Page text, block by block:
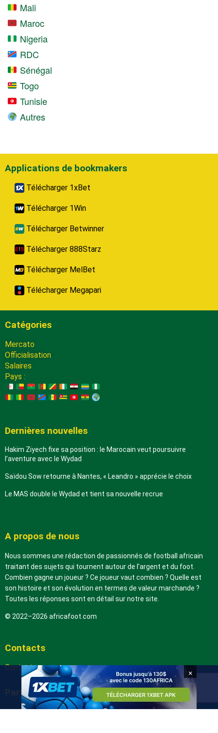
Mali
Maroc
Nigeria
RDC
Sénégal
Togo
Tunisie
Autres
Applications de bookmakers
Télécharger 1xBet
Télécharger 1Win
Télécharger Betwinner
Télécharger 888Starz
Télécharger MelBet
Télécharger Megapari
Catégories
Mercato
Officialisation
Salaires
Pays :
Dernières nouvelles
Hakim Ziyech fixe sa position : le Marocain veut poursuivre
l’aventure avec le Wydad
Saïdou Sow retourne à Nantes, « Leandro » apprécie le choix
Le MAS double le Wydad et tient sa nouvelle recrue
A propos de nous
Nous sommes une rédaction de passionnés de football africain
traitant des sujets qui tournent autour de l’argent et du foot.
Combien gagne un joueur ? Ce joueur vaut combien ? Quelle est
son histoire et son évolution en termes de valeur marchande ?
Toutes les réponses sont en détail sur notre site.
© 2022–2026 africafoot.com
Contacts
Contactez-nous
Partenaires
arabic.africafoot.com
×